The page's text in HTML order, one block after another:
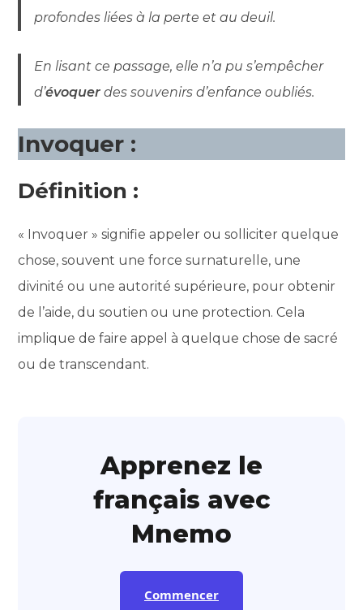
profondes liées à la perte et au deuil.
En lisant ce passage, elle n’a pu s’empêcher
d’évoquer des souvenirs d’enfance oubliés.
Invoquer :
Définition :
« Invoquer » signifie appeler ou solliciter quelque
chose, souvent une force surnaturelle, une
divinité ou une autorité supérieure, pour obtenir
de l’aide, du soutien ou une protection. Cela
implique de faire appel à quelque chose de sacré
ou de transcendant.
Apprenez le
français avec
Mnemo
Commencer